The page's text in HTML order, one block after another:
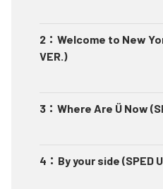
2 ： Welcome to New
VER.)
3 ： Where Are Ü Now
4 ： By your side (SPED